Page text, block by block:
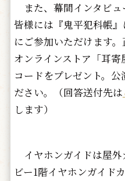
また、幕間インタビュ
皆様には『鬼平犯科帳
にご参加いただけます
オンラインストア「耳
コードをプレゼント。
ださい。（回答送付先は
します）
イヤホンガイドは屋外
ビー1階イヤホンガイド